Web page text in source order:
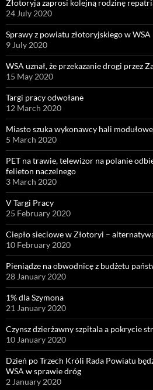
Złotoryja zaprosi kolejną rodzinę
24 July 2020
Sprawy z powiatu złotoryjskiego w WSA
9 July 2020
WSA uznał, że przekazanie drogi przez
15 May 2020
Targi pracy odwołane
12 March 2020
Miasto szuka wykonawcy hali
5 March 2020
PET na trawie, telewizor na polanie
felieton naczelnego
3 March 2020
V Targi Pracy
25 February 2020
Ciepło sieciowe w Złotoryi –
10 February 2020
Pieniądze na obwodnicę z budżetu
28 January 2020
1% dla Szymona
21 January 2020
Czynsz dzierżawny szpitala a pokrycie
10 January 2020
Dzień po Trzech Króli Rada Powiatu
WSA w sprawie dróg
2 January 2020